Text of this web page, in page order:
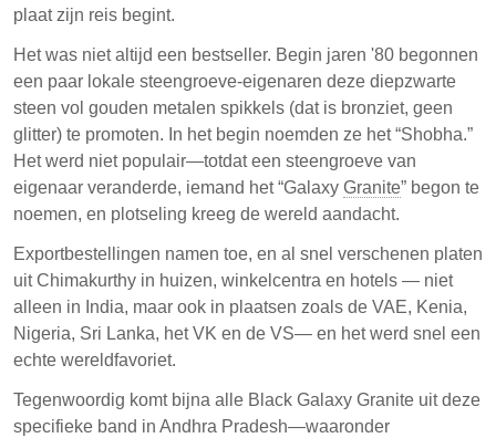
plaat zijn reis begint.
Het was niet altijd een bestseller. Begin jaren '80 begonnen
een paar lokale steengroeve-eigenaren deze diepzwarte
steen vol gouden metalen spikkels (dat is bronziet, geen
glitter) te promoten. In het begin noemden ze het “Shobha.”
Het werd niet populair—totdat een steengroeve van
eigenaar veranderde, iemand het “Galaxy Granite” begon te
noemen, en plotseling kreeg de wereld aandacht.
Exportbestellingen namen toe, en al snel verschenen platen
uit Chimakurthy in huizen, winkelcentra en hotels — niet
alleen in India, maar ook in plaatsen zoals de VAE, Kenia,
Nigeria, Sri Lanka, het VK en de VS— en het werd snel een
echte wereldfavoriet.
Tegenwoordig komt bijna alle Black Galaxy Granite uit deze
specifieke band in Andhra Pradesh—waaronder